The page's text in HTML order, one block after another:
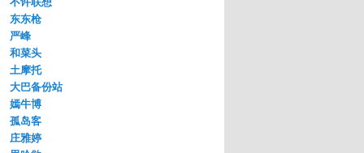
东东枪
严峰
和菜头
土摩托
大巴备份站
嫣牛博
孤岛客
庄雅婷